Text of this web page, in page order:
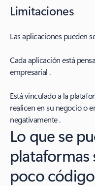
Limitaciones
Las aplicaciones pueden
Cada aplicación está
empresarial .
Está vinculado a la
realicen en su negocio o
negativamente .
Lo que se
plataformas
poco código